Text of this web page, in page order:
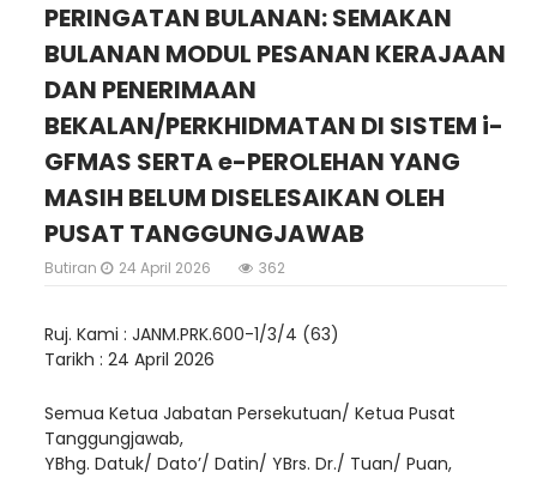
PERINGATAN BULANAN: SEMAKAN
BULANAN MODUL PESANAN KERAJAAN
DAN PENERIMAAN
BEKALAN/PERKHIDMATAN DI SISTEM i-
GFMAS SERTA e-PEROLEHAN YANG
MASIH BELUM DISELESAIKAN OLEH
PUSAT TANGGUNGJAWAB
Butiran 24 April 2026 362
Ruj. Kami : JANM.PRK.600-1/3/4 (63)
Tarikh : 24 April 2026
Semua Ketua Jabatan Persekutuan/ Ketua Pusat
Tanggungjawab,
YBhg. Datuk/ Dato’/ Datin/ YBrs. Dr./ Tuan/ Puan,